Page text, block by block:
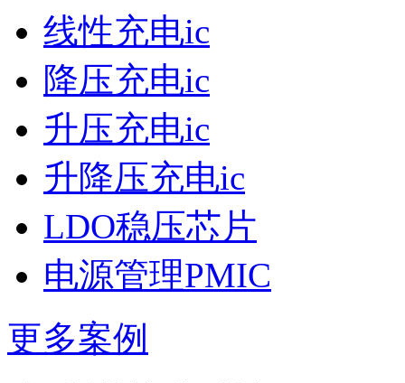
线性充电ic
降压充电ic
升压充电ic
升降压充电ic
LDO稳压芯片
电源管理PMIC
更多案例